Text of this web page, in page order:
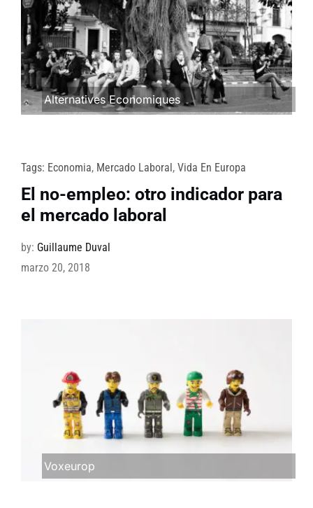
Alternatives Economiques
Tags: Economia, Mercado Laboral , Vida En Europa
El no-empleo: otro indicador para
el mercado laboral
by: Guillaume Duval
marzo 20, 2018
Voxeurop